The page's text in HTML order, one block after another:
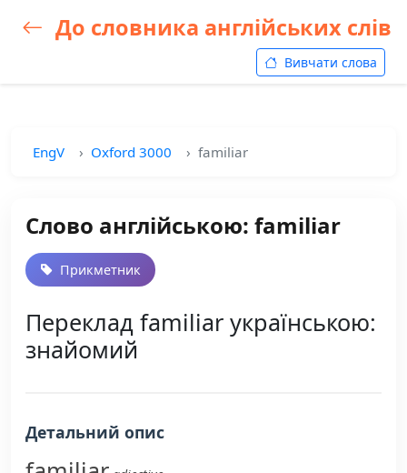
До словника англійських слів
Вивчати слова
EngV Oxford 3000 familiar
Слово англійською: familiar
Прикметник
Переклад familiar українською:
знайомий
Детальний опис